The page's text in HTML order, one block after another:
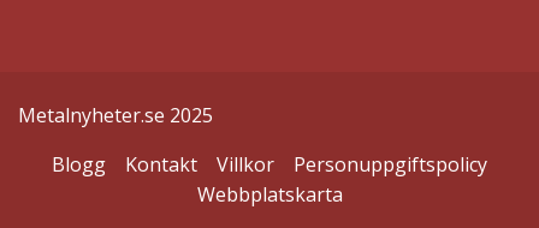
Metalnyheter.se 2025
Blogg
Kontakt Villkor
Personuppgiftspolicy
Webbplatskarta